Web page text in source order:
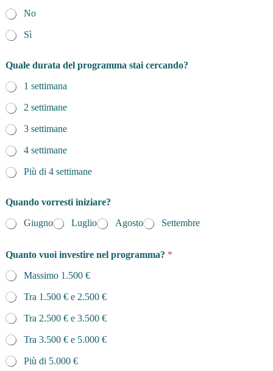
No
Sì
Quale durata del programma stai cercando?
1 settimana
2 settimane
3 settimane
4 settimane
Più di 4 settimane
Quando vorresti iniziare?
Giugno
Luglio Agosto Settembre
Quanto vuoi investire nel programma? *
Massimo 1.500 €
Tra 1.500 € e 2.500 €
Tra 2.500 € e 3.500 €
Tra 3.500 € e 5.000 €
Più di 5.000 €